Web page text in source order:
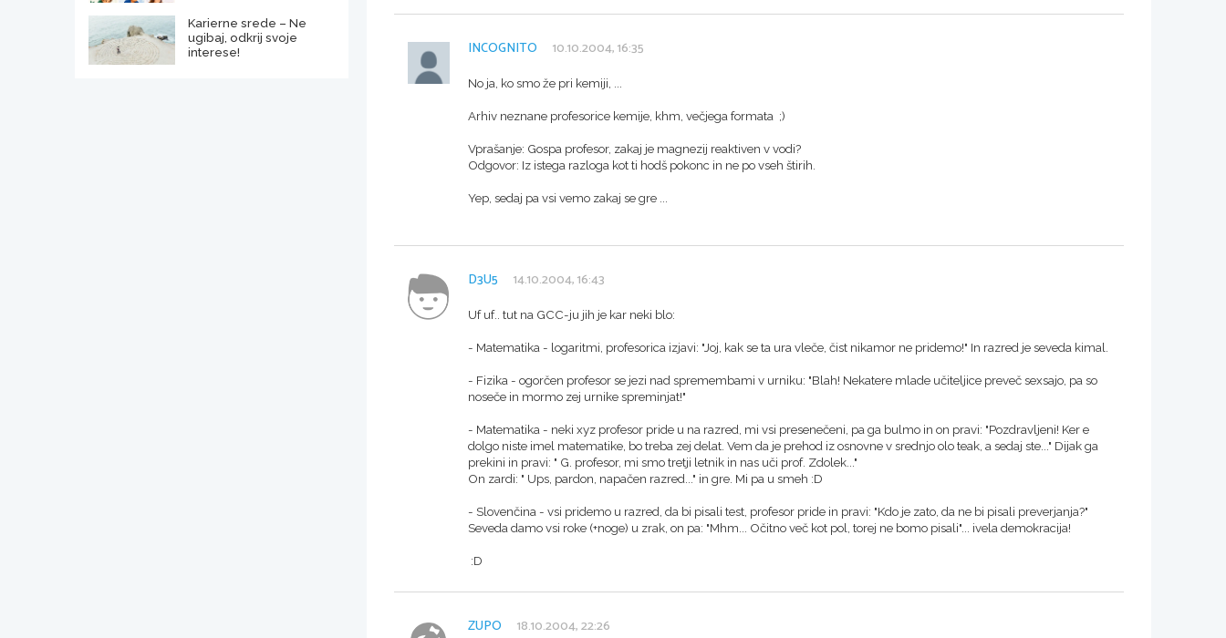
INCOGNITO 10.10.2004, 16:35
No ja, ko smo že pri kemiji, ...
Arhiv neznane profesorice kemije, khm, večjega formata ;)
Vprašanje: Gospa profesor, zakaj je magnezij reaktiven v vodi?
Odgovor: Iz istega razloga kot ti hodš pokonc in ne po vseh štirih.
Yep, sedaj pa vsi vemo zakaj se gre ...
D3U5 14.10.2004, 16:43
Uf uf.. tut na GCC-ju jih je kar neki blo:
- Matematika - logaritmi, profesorica izjavi: "Joj, kak se ta ura vleče, čist nikamor ne pridemo!" In razred je seveda kimal.
- Fizika - ogorčen profesor se jezi nad spremembami v urniku: "Blah! Nekatere mlade učiteljice preveč sexsajo, pa so
noseče in mormo zej urnike spreminjat!"
- Matematika - neki xyz profesor pride u na razred, mi vsi presenečeni, pa ga bulmo in on pravi: "Pozdravljeni! Ker e
dolgo niste imel matematike, bo treba zej delat. Vem da je prehod iz osnovne v srednjo olo teak, a sedaj ste..." Dijak ga
prekini in pravi: " G. profesor, mi smo tretji letnik in nas uči prof. Zdolek..."
On zardi: " Ups, pardon, napačen razred..." in gre. Mi pa u smeh :D
- Slovenčina - vsi pridemo u razred, da bi pisali test, profesor pride in pravi: "Kdo je zato, da ne bi pisali preverjanja?"
Seveda damo vsi roke (+noge) u zrak, on pa: "Mhm... Očitno več kot pol, torej ne bomo pisali"... ivela demokracija!
:D
ZUPO 18.10.2004, 22:26
Karierne srede – Ne
ugibaj, odkrij svoje
interese!